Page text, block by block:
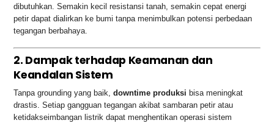
dibutuhkan. Semakin kecil resistansi tanah, semakin cepat energi
petir dapat dialirkan ke bumi tanpa menimbulkan potensi perbedaan
tegangan berbahaya.
2. Dampak terhadap Keamanan dan
Keandalan Sistem
Tanpa grounding yang baik,downtime produksi bisa meningkat
drastis. Setiap gangguan tegangan akibat sambaran petir atau
ketidakseimbangan listrik dapat menghentikan operasi sistem